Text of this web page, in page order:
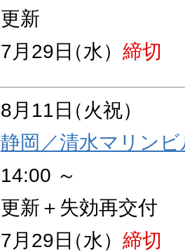
更新
7月29日（水） 締切
8月11日（火祝）
静岡／清水マリンビ
14:00 ～
更新＋失効再交付
7月29日（水） 締切